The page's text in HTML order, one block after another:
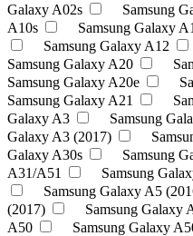
Galaxy A02s
Samsung
A10s
Samsung Galaxy
Samsung Galaxy A12
Samsung Galaxy A20
Samsung Galaxy A20e
Samsung Galaxy A21
Galaxy A3
Samsung
Galaxy A3 (2017)
Galaxy A30s
Samsung
A31/A51
Samsung
Samsung Galaxy A5
(2017)
Samsung Galaxy
A50
Samsung Galaxy